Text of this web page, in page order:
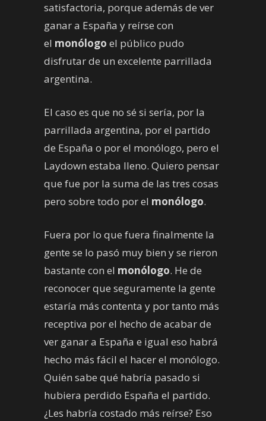
satisfactoria, porque además de ver
ganar a España y reírse con
el monólogo el público pudo
disfrutar de un excelente parrillada
argentina.
El caso es que no sé si sería, por la
parrillada argentina, por el partido
de España o por el monólogo, pero el
Laydown estaba lleno. Quiero pensar
que fue por la suma de las tres cosas
pero sobre todo por el monólogo.
Fuera por lo que fuera finalmente la
gente se lo pasó muy bien y se rieron
bastante con el monólogo. He de
reconocer que seguramente la gente
estaría más contenta y por tanto más
receptiva por el hecho de acabar de
ver ganar a España e igual eso habrá
hecho más fácil el hacer el monólogo.
Quién sabe qué habría pasado si
hubiera perdido España el partido.
¿Les habría costado más reírse? Eso